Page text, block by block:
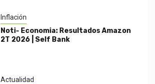
Inflación
Noti- Economia: Resultados Amazon
2T 2026 | Self Bank
Actualidad